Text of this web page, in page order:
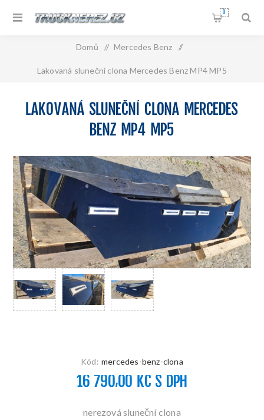
0
Domů / Mercedes Benz /
Lakovaná sluneční clona Mercedes Benz MP4 MP5
LAKOVANÁ SLUNEČNÍ CLONA MERCEDES
BENZ MP4 MP5
Kód: mercedes-benz-clona
16 790,00 KČ S DPH
nerezová sluneční clona